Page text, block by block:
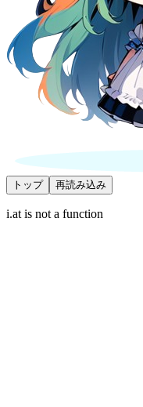
トップ 再読み込み
i.at is not a function